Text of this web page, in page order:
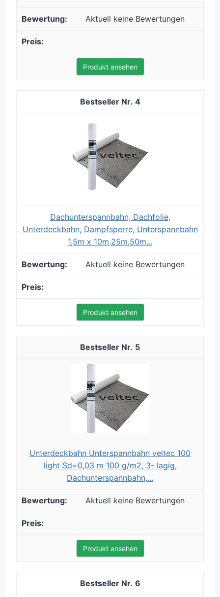
Aktuell keine Bewertungen
Produkt ansehen
4
Dachunterspannbahn, Dachfolie,
Unterdeckbahn, Dampfsperre, Unterspannbahn
1,5m x 10m,25m,50m...
Aktuell keine Bewertungen
Produkt ansehen
5
Unterdeckbahn Unterspannbahn veltec 100
light Sd=0,03 m 100 g/m2, 3- lagig,
Dachunterspannbahn,...
Aktuell keine Bewertungen
Produkt ansehen
6